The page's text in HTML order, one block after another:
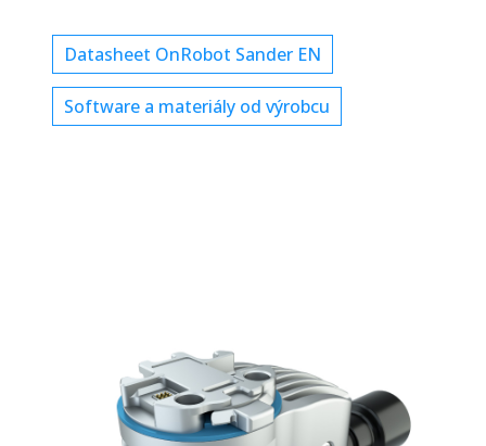
Datasheet OnRobot Sander EN
Software a materiály od výrobcu